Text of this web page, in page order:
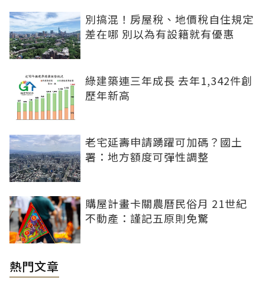
別搞混！房屋稅、地價稅自住規定
差在哪 別以為有設籍就有優惠
綠建築連三年成長 去年1,342件創
歷年新高
老宅延壽申請踴躍可加碼？國土
署：地方額度可彈性調整
購屋計畫卡關農曆民俗月 21世紀
不動產：謹記五原則免驚
熱門文章